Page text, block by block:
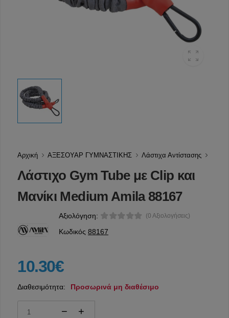
Αρχική ΑΞΕΣΟΥΑΡ ΓΥΜΝΑΣΤΙΚΗΣ Λάστιχα Αντίστασης
Λάστιχο Gym Tube με Clip και
Μανίκι Medium Amila 88167
Αξιολόγηση: (0 Αξιολογήσεις)
Κωδικός 88167
10.30€
Διαθεσιμότητα: Προσωρινά μη διαθέσιμο